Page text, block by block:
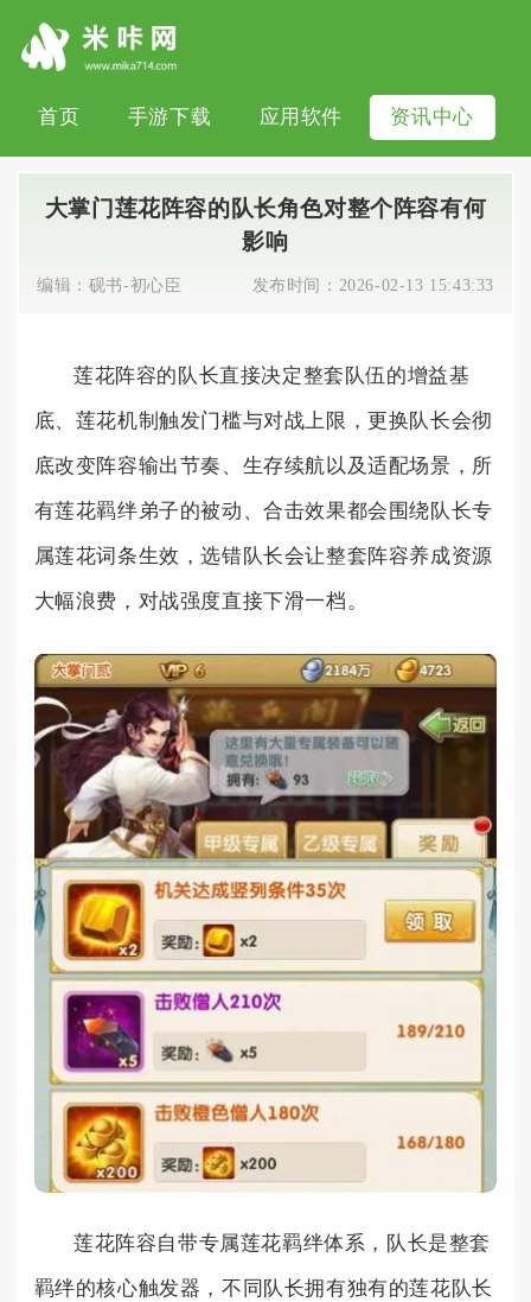
首页 手游下载 应用软件 资讯中心
大掌门莲花阵容的队长角色对整个阵容有何
影响
编辑： 砚书-初心臣 发布时间： 2026-02-13 15:43:33
莲花阵容的队长直接决定整套队伍的增益基
底、莲花机制触发门槛与对战上限，更换队长会彻
底改变阵容输出节奏、生存续航以及适配场景，所
有莲花羁绊弟子的被动、合击效果都会围绕队长专
属莲花词条生效，选错队长会让整套阵容养成资源
大幅浪费，对战强度直接下滑一档。
莲花阵容自带专属莲花羁绊体系，队长是整套
羁绊的核心触发器，不同队长拥有独有的莲花队长